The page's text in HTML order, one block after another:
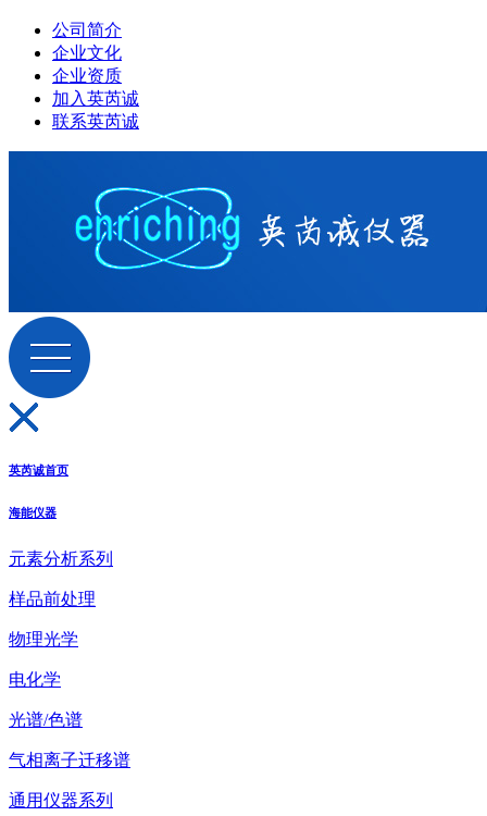
公司简介
企业文化
企业资质
加入英芮诚
联系英芮诚
英芮诚首页
海能仪器
元素分析系列
样品前处理
物理光学
电化学
光谱/色谱
气相离子迁移谱
通用仪器系列